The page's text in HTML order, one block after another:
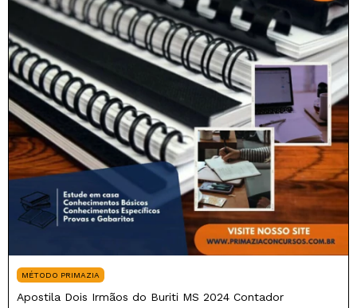
MÉTODO PRIMAZIA
Apostila Dois Irmãos do Buriti MS 2024 Contador